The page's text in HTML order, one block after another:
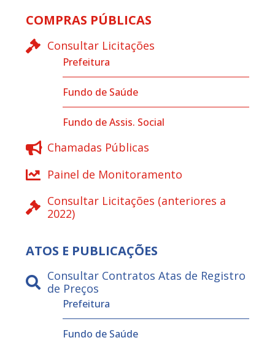
COMPRAS PÚBLICAS
Consultar Licitações
Prefeitura
Fundo de Saúde
Fundo de Assis. Social
Chamadas Públicas
Painel de Monitoramento
Consultar Licitações (anteriores a
2022)
ATOS E PUBLICAÇÕES
Consultar Contratos Atas de Registro
de Preços
Prefeitura
Fundo de Saúde